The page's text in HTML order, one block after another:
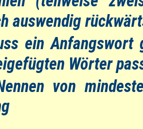
auswendig
ein Anfangswort
Wörter
von